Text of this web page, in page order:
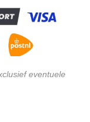
eventuele